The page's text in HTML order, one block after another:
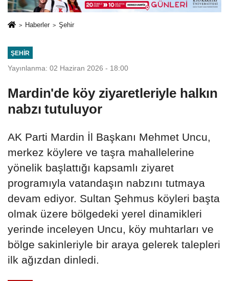
Haberler Şehir
ŞEHIR
Yayınlanma: 02 Haziran 2026 - 18:00
Mardin'de köy ziyaretleriyle halkın
nabzı tutuluyor
AK Parti Mardin İl Başkanı Mehmet Uncu,
merkez köylere ve taşra mahallelerine
yönelik başlattığı kapsamlı ziyaret
programıyla vatandaşın nabzını tutmaya
devam ediyor. Sultan Şehmus köyleri başta
olmak üzere bölgedeki yerel dinamikleri
yerinde inceleyen Uncu, köy muhtarları ve
bölge sakinleriyle bir araya gelerek talepleri
ilk ağızdan dinledi.